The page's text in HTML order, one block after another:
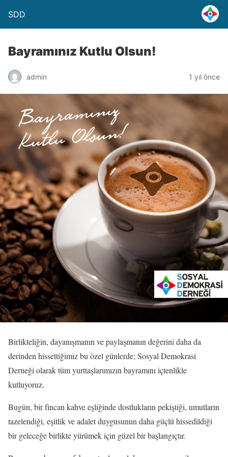
SDD
Bayramınız Kutlu Olsun!
admin 1 yıl önce
Birlikteliğin, dayanışmanın ve paylaşmanın değerini daha da
derinden hissettiğimiz bu özel günlerde; Sosyal Demokrasi
Derneği olarak tüm yurttaşlarımızın bayramını içtenlikle
kutluyoruz.
Bugün, bir fincan kahve eşliğinde dostlukların pekiştiği, umutların
tazelendiği, eşitlik ve adalet duygusunun daha güçlü hissedildiği
bir geleceğe birlikte yürümek için güzel bir başlangıçtır.